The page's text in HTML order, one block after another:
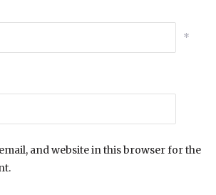
*
and website in this browser for the